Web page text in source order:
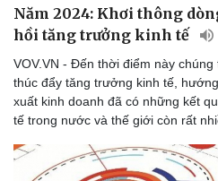
Di sản
Năm 2024: Khơi thông
hồi tăng trưởng kinh tế
VOV.VN - Đến thời điểm này
thúc đẩy tăng trưởng kinh tế,
xuất kinh doanh đã có những kết
tế trong nước và thế giới còn rất